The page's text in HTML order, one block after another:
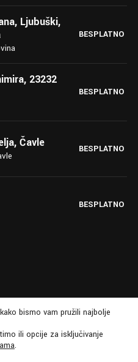
Ljubuški,
BESPLATNO
23232
BESPLATNO
Čavle BESPLATNO
BESPLATNO
bismo vam pružili najbolje
ili opcije za isključivanje
.